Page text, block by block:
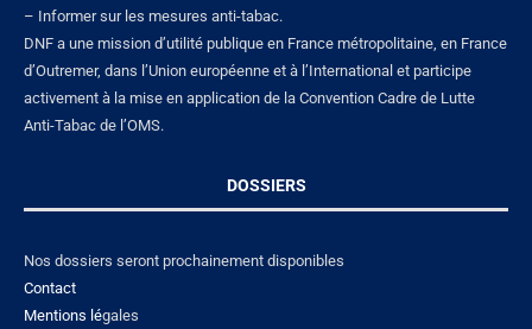
– Informer sur les mesures anti-tabac.
DNF a une mission d’utilité publique en France métropolitaine, en France
d’Outremer, dans l’Union européenne et à l’International et participe
activement à la mise en application de la Convention Cadre de Lutte
Anti-Tabac de l’OMS.
DOSSIERS
Nos dossiers seront prochainement disponibles
Contact
Mentions légales